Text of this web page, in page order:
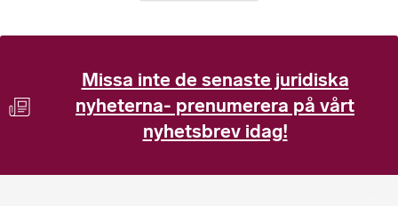
Missa inte de senaste juridiska
nyheterna- prenumerera på vårt
nyhetsbrev idag!